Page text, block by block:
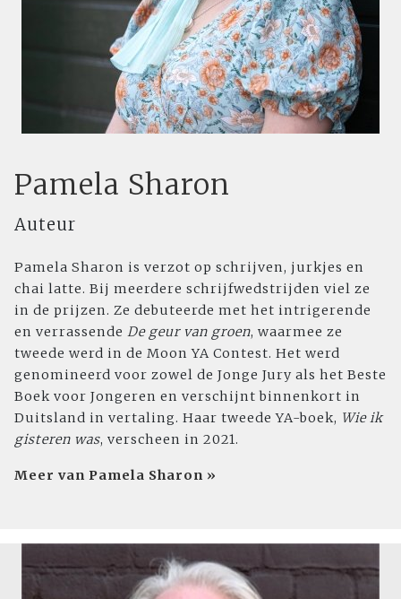
Pamela Sharon
Auteur
Pamela Sharon is verzot op schrijven, jurkjes en
chai latte. Bij meerdere schrijfwedstrijden viel ze
in de prijzen. Ze debuteerde met het intrigerende
en verrassende De geur van groen, waarmee ze
tweede werd in de Moon YA Contest. Het werd
genomineerd voor zowel de Jonge Jury als het Beste
Boek voor Jongeren en verschijnt binnenkort in
Duitsland in vertaling. Haar tweede YA-boek, Wie ik
gisteren was, verscheen in 2021.
Meer van Pamela Sharon »